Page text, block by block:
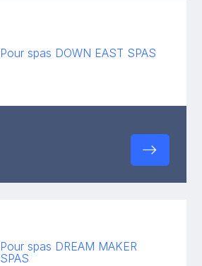
Pour spas DOWN EAST SPAS
Pour spas DREAM MAKER
SPAS